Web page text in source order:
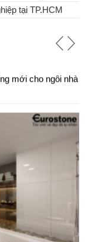
tại TP.HCM
trình tại TPHCM